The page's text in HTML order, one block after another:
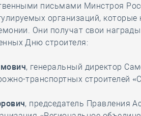
письмами Минстроя
организаций, которые
Они получат свои
Дню строителя:
, генеральный директор
транспортных
, председатель Правления